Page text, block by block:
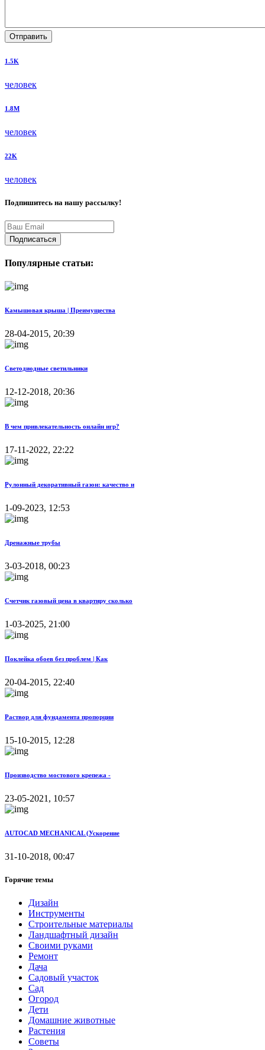
Отправить
1.5K
человек
1.8M
человек
22K
человек
Подпишитесь на нашу рассылку!
Подписаться
Популярные статьи:
Камышовая крыша | Преимущества
28-04-2015, 20:39
Светодиодные светильники
12-12-2018, 20:36
В чем привлекательность онлайн игр?
17-11-2022, 22:22
Рулонный декоративный газон: качество и
1-09-2023, 12:53
Дренажные трубы
3-03-2018, 00:23
Счетчик газовый цена в квартиру сколько
1-03-2025, 21:00
Поклейка обоев без проблем | Как
20-04-2015, 22:40
Раствор для фундамента пропорции
15-10-2015, 12:28
Производство мостового крепежа -
23-05-2021, 10:57
AUTOCAD MECHANICAL (Ускорение
31-10-2018, 00:47
Горячие темы
Дизайн
Инструменты
Строительные материалы
Ландшафтный дизайн
Своими руками
Ремонт
Дача
Садовый участок
Сад
Огород
Дети
Домашние животные
Растения
Советы